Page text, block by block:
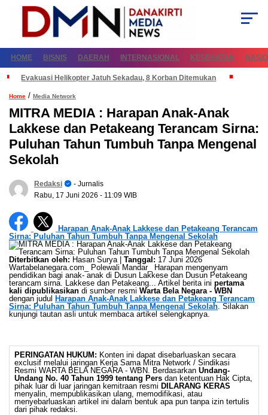
HOME BISNIS DAERAH INTERNASIONAL KESEHATAN
Evakuasi Helikopter Jatuh Sekadau, 8 Korban Ditemukan
Home / Media Network
MITRA MEDIA : Harapan Anak-Anak
Lakkese dan Petakeang Terancam Sirna:
Puluhan Tahun Tumbuh Tanpa Mengenal
Sekolah
Redaksi
- Jurnalis
Rabu, 17 Juni 2026 - 11:09 WIB
Harapan Anak-Anak Lakkese dan Petakeang Terancam
Sirna: Puluhan Tahun Tumbuh Tanpa Mengenal Sekolah
Diterbitkan oleh: Hasan Surya | Tanggal: 17 Juni 2026
Wartabelanegara.com_ Polewali Mandar_ Harapan mengenyam
pendidikan bagi anak- anak di Dusun Lakkese dan Dusun Petakeang
terancam sirna. Lakkese dan Petakeang... Artikel berita ini pertama
kali dipublikasikan di sumber resmi Warta Bela Negara - WBN
dengan judul Harapan Anak-Anak Lakkese dan Petakeang Terancam
Sirna: Puluhan Tahun Tumbuh Tanpa Mengenal Sekolah. Silakan
kunjungi tautan asli untuk membaca artikel selengkapnya.
PERINGATAN HUKUM: Konten ini dapat disebarluaskan secara
exclusif melalui jaringan Kerja Sama Mitra Network / Sindikasi
Resmi WARTA BELA NEGARA - WBN. Berdasarkan Undang-
Undang No. 40 Tahun 1999 tentang Pers dan ketentuan Hak Cipta,
pihak luar di luar jaringan kemitraan resmi DILARANG KERAS
menyalin, mempublikasikan ulang, memodifikasi, atau
menyebarluaskan artikel ini dalam bentuk apa pun tanpa izin tertulis
dari pihak redaksi.